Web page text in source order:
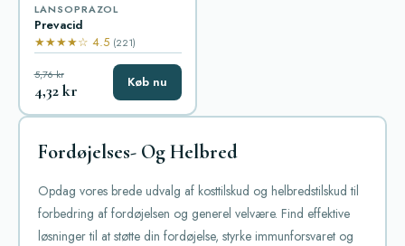
LANSOPRAZOL
Prevacid
★★★★☆ 4.5 (221)
5,76 kr
4,32 kr Køb nu
Fordøjelses- Og Helbred
Opdag vores brede udvalg af kosttilskud og helbredstilskud til
forbedring af fordøjelsen og generel velvære. Find effektive
løsninger til at støtte din fordøjelse, styrke immunforsvaret og